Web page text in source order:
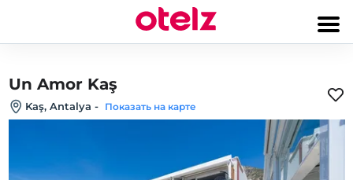
Un Amor Kaş
Kaş, Antalya - Показать на карте